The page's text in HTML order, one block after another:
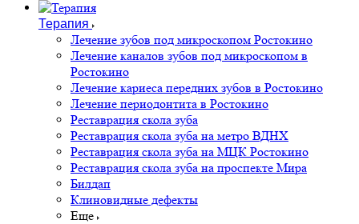
Терапия
Лечение зубов под микроскопом Ростокино
Лечение каналов зубов под микроскопом в
Ростокино
Лечение кариеса передних зубов в Ростокино
Лечение периодонтита в Ростокино
Реставрация скола зуба
Реставрация скола зуба на метро ВДНХ
Реставрация скола зуба на МЦК Ростокино
Реставрация скола зуба на проспекте Мира
Билдап
Клиновидные дефекты
Еще